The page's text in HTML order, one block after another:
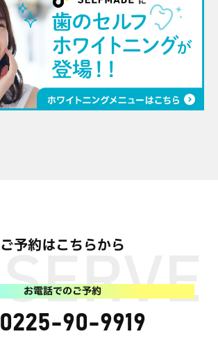
ご予約はこちらから
お電話でのご予約
0225-90-9919